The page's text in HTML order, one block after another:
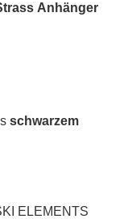
Anhänger
schwarzem
ELEMENTS